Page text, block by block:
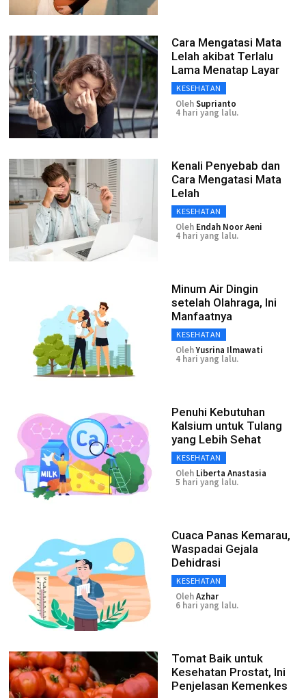
Cara Mengatasi Mata
Lelah akibat Terlalu
Lama Menatap Layar
KESEHATAN
OlehSuprianto
4 hari yang lalu.
Kenali Penyebab dan
Cara Mengatasi Mata
Lelah
KESEHATAN
Oleh Endah Noor Aeni
4 hari yang lalu.
Minum Air Dingin
setelah Olahraga, Ini
Manfaatnya
KESEHATAN
OlehYusrina Ilmawati
4 hari yang lalu.
Penuhi Kebutuhan
Kalsium untuk Tulang
yang Lebih Sehat
KESEHATAN
Oleh Liberta Anastasia
5 hari yang lalu.
Cuaca Panas Kemarau,
Waspadai Gejala
Dehidrasi
KESEHATAN
OlehAzhar
6 hari yang lalu.
Tomat Baik untuk
Kesehatan Prostat, Ini
Penjelasan Kemenkes